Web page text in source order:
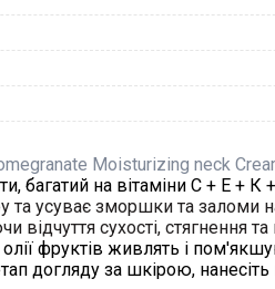
Moisturizing neck
багатий на вітаміни С + Е + К
та усуває зморшки та заломи
відчуття сухості, стягнення
олії фруктів живлять і
догляду за шкірою,